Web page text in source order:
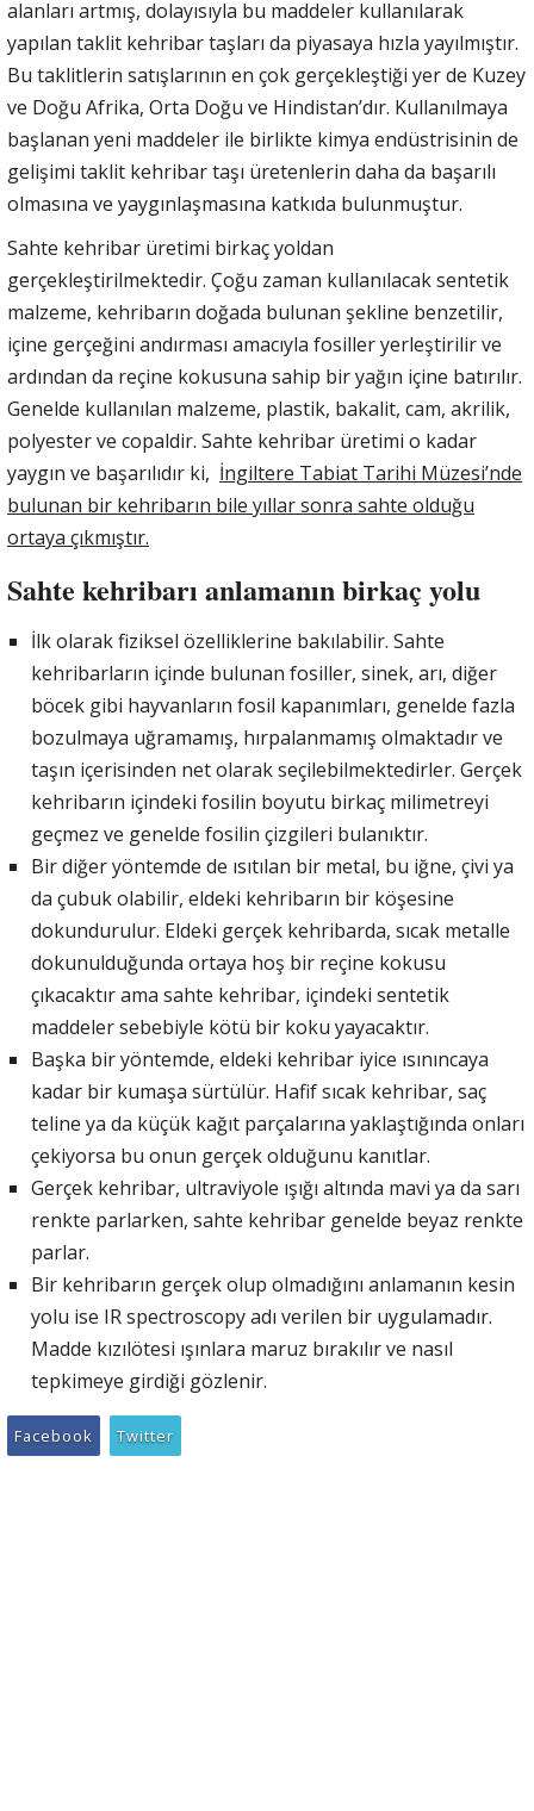
alanları artmış, dolayısıyla bu maddeler kullanılarak
yapılan taklit kehribar taşları da piyasaya hızla yayılmıştır.
Bu taklitlerin satışlarının en çok gerçekleştiği yer de Kuzey
ve Doğu Afrika, Orta Doğu ve Hindistan’dır. Kullanılmaya
başlanan yeni maddeler ile birlikte kimya endüstrisinin de
gelişimi taklit kehribar taşı üretenlerin daha da başarılı
olmasına ve yaygınlaşmasına katkıda bulunmuştur.
Sahte kehribar üretimi birkaç yoldan
gerçekleştirilmektedir. Çoğu zaman kullanılacak sentetik
malzeme, kehribarın doğada bulunan şekline benzetilir,
içine gerçeğini andırması amacıyla fosiller yerleştirilir ve
ardından da reçine kokusuna sahip bir yağın içine batırılır.
Genelde kullanılan malzeme, plastik, bakalit, cam, akrilik,
polyester ve copaldir. Sahte kehribar üretimi o kadar
yaygın ve başarılıdır ki, İngiltere Tabiat Tarihi Müzesi’nde
bulunan bir kehribarın bile yıllar sonra sahte olduğu
ortaya çıkmıştır.
Sahte kehribarı anlamanın birkaç yolu
İlk olarak fiziksel özelliklerine bakılabilir. Sahte
kehribarların içinde bulunan fosiller, sinek, arı, diğer
böcek gibi hayvanların fosil kapanımları, genelde fazla
bozulmaya uğramamış, hırpalanmamış olmaktadır ve
taşın içerisinden net olarak seçilebilmektedirler. Gerçek
kehribarın içindeki fosilin boyutu birkaç milimetreyi
geçmez ve genelde fosilin çizgileri bulanıktır.
Bir diğer yöntemde de ısıtılan bir metal, bu iğne, çivi ya
da çubuk olabilir, eldeki kehribarın bir köşesine
dokundurulur. Eldeki gerçek kehribarda, sıcak metalle
dokunulduğunda ortaya hoş bir reçine kokusu
çıkacaktır ama sahte kehribar, içindeki sentetik
maddeler sebebiyle kötü bir koku yayacaktır.
Başka bir yöntemde, eldeki kehribar iyice ısınıncaya
kadar bir kumaşa sürtülür. Hafif sıcak kehribar, saç
teline ya da küçük kağıt parçalarına yaklaştığında onları
çekiyorsa bu onun gerçek olduğunu kanıtlar.
Gerçek kehribar, ultraviyole ışığı altında mavi ya da sarı
renkte parlarken, sahte kehribar genelde beyaz renkte
parlar.
Bir kehribarın gerçek olup olmadığını anlamanın kesin
yolu ise IR spectroscopy adı verilen bir uygulamadır.
Madde kızılötesi ışınlara maruz bırakılır ve nasıl
tepkimeye girdiği gözlenir.
Facebook Twitter